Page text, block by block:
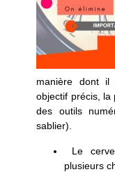
manière dont il
objectif précis, la
des outils
sablier).
Le
plusieurs